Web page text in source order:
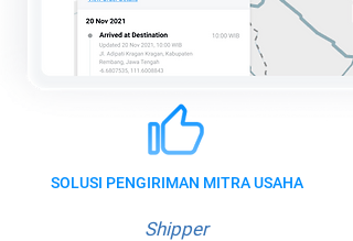
SOLUSI PENGIRIMAN MITRA USAHA
Shipper